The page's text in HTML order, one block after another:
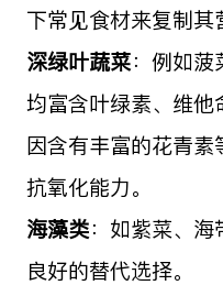
下常见食材来复制其
深绿叶蔬菜：例如菠
均富含叶绿素、维他
因含有丰富的花青
抗氧化能力。
海藻类：如紫菜、海
良好的替代选择。